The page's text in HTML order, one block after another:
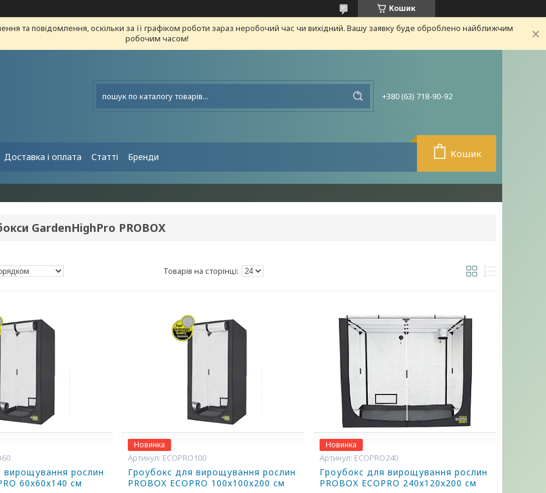
Кошик
та повідомлення, оскільки за її графіком роботи зараз неробочий час чи вихідний. Вашу заявку буде оброблено найближчим
робочим часом!
+380 (63) 718-90-92
Доставка і оплата Статті Бренди Кошик
GardenHighPro PROBOX
вирощування рослин
60x60x140 см
Новинка
ECOPRO100
Гроубокс для вирощування рослин
PROBOX ECOPRO 100x100x200 см
Новинка
ECOPRO240
Гроубокс для вирощування рослин
PROBOX ECOPRO 240x120x200 см